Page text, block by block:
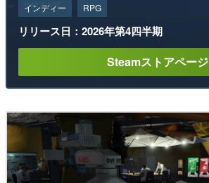
インディー RPG
リリース日：2026年第4四半期
Steamストアページ